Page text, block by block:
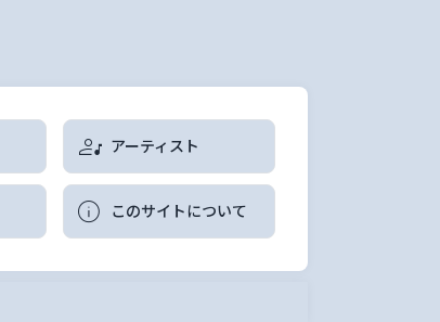
アーティスト
このサイトについて